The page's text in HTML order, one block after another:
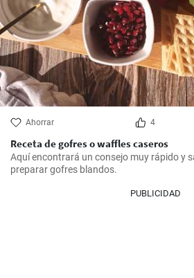
Ahorrar 4
Receta de gofres o waffles caseros
Aquí encontrará un consejo muy rápido y
preparar gofres blandos.
PUBLICIDAD